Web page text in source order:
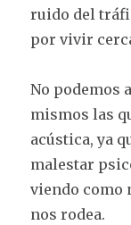
ruido del
por vivir
No podemos
mismos las
acústica, ya
malestar
viendo como
nos rodea.